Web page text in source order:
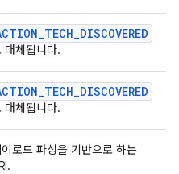
_TECH_DISCOVERED
대체됩니다.
_TECH_DISCOVERED
대체됩니다.
로드 파싱을 기반으로 하는